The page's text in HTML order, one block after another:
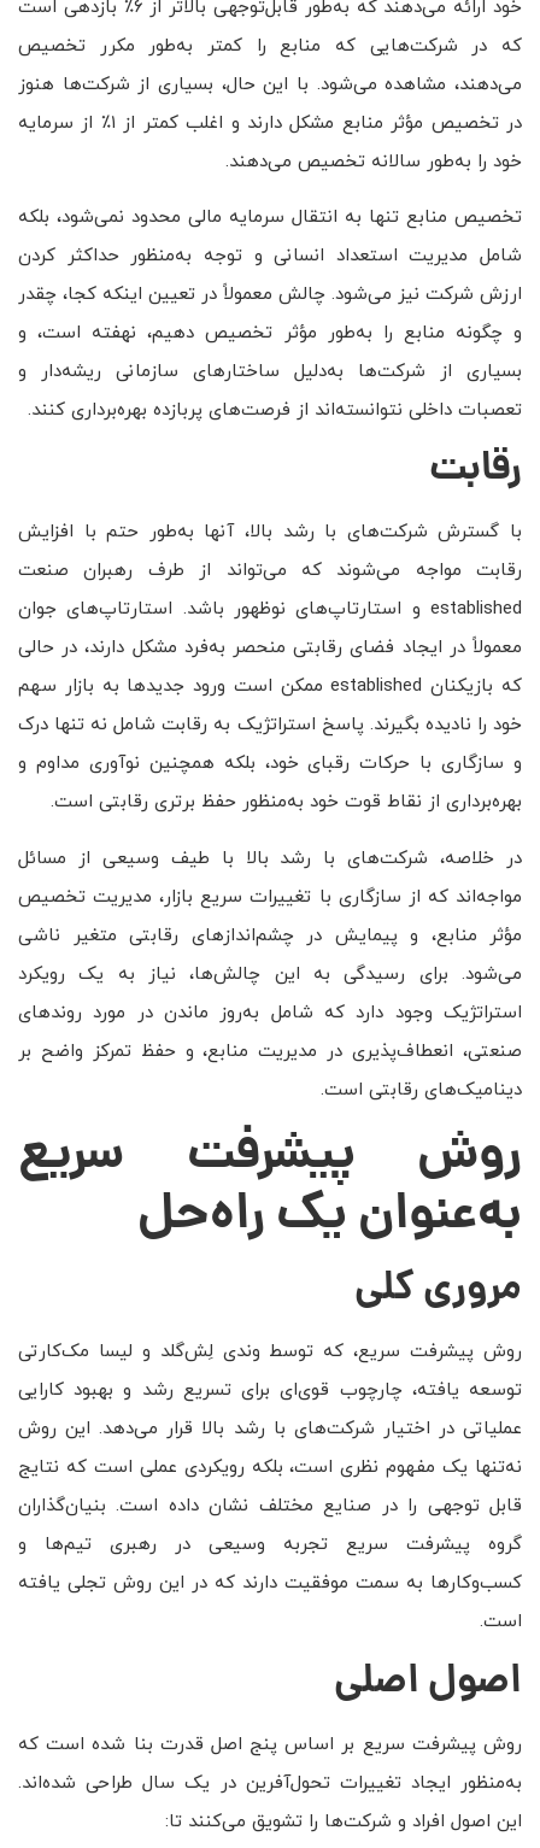
خود ارائه می‌دهند که به‌طور قابل‌توجهی بالاتر از ۶٪ بازدهی است
که در شرکت‌هایی که منابع را کمتر به‌طور مکرر تخصیص
می‌دهند، مشاهده می‌شود. با این حال، بسیاری از شرکت‌ها هنوز
در تخصیص مؤثر منابع مشکل دارند و اغلب کمتر از ۱٪ از سرمایه
خود را به‌طور سالانه تخصیص می‌دهند.
تخصیص منابع تنها به انتقال سرمایه مالی محدود نمی‌شود، بلکه
شامل مدیریت استعداد انسانی و توجه به‌منظور حداکثر کردن
ارزش شرکت نیز می‌شود. چالش معمولاً در تعیین اینکه کجا، چقدر
و چگونه منابع را به‌طور مؤثر تخصیص دهیم، نهفته است، و
بسیاری از شرکت‌ها به‌دلیل ساختارهای سازمانی ریشه‌دار و
تعصبات داخلی نتوانسته‌اند از فرصت‌های پربازده بهره‌برداری کنند.
رقابت
با گسترش شرکت‌های با رشد بالا، آنها به‌طور حتم با افزایش
رقابت مواجه می‌شوند که می‌تواند از طرف رهبران صنعت
established و استارتاپ‌های نوظهور باشد. استارتاپ‌های جوان
معمولاً در ایجاد فضای رقابتی منحصر به‌فرد مشکل دارند، در حالی
که بازیکنان established ممکن است ورود جدیدها به بازار سهم
خود را نادیده بگیرند. پاسخ استراتژیک به رقابت شامل نه تنها درک
و سازگاری با حرکات رقبای خود، بلکه همچنین نوآوری مداوم و
بهره‌برداری از نقاط قوت خود به‌منظور حفظ برتری رقابتی است.
در خلاصه، شرکت‌های با رشد بالا با طیف وسیعی از مسائل
مواجه‌اند که از سازگاری با تغییرات سریع بازار، مدیریت تخصیص
مؤثر منابع، و پیمایش در چشم‌اندازهای رقابتی متغیر ناشی
می‌شود. برای رسیدگی به این چالش‌ها، نیاز به یک رویکرد
استراتژیک وجود دارد که شامل به‌روز ماندن در مورد روندهای
صنعتی، انعطاف‌پذیری در مدیریت منابع، و حفظ تمرکز واضح بر
دینامیک‌های رقابتی است.
روش پیشرفت سریع
به‌عنوان یک راه‌حل
مروری کلی
روش پیشرفت سریع، که توسط وندی لِش‌گلد و لیسا مک‌کارتی
توسعه یافته، چارچوب قوی‌ای برای تسریع رشد و بهبود کارایی
عملیاتی در اختیار شرکت‌های با رشد بالا قرار می‌دهد. این روش
نه‌تنها یک مفهوم نظری است، بلکه رویکردی عملی است که نتایج
قابل توجهی را در صنایع مختلف نشان داده است. بنیان‌گذاران
گروه پیشرفت سریع تجربه وسیعی در رهبری تیم‌ها و
کسب‌وکارها به سمت موفقیت دارند که در این روش تجلی یافته
است.
اصول اصلی
روش پیشرفت سریع بر اساس پنج اصل قدرت بنا شده است که
به‌منظور ایجاد تغییرات تحول‌آفرین در یک سال طراحی شده‌اند.
این اصول افراد و شرکت‌ها را تشویق می‌کنند تا: